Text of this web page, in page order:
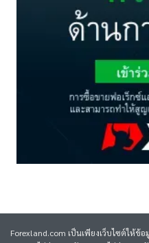
Forexland.com เป็นเพียงเว็บไซต์ให้ข้